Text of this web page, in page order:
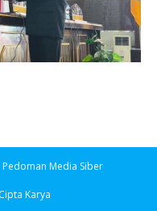
Pedoman Media Siber
Karya